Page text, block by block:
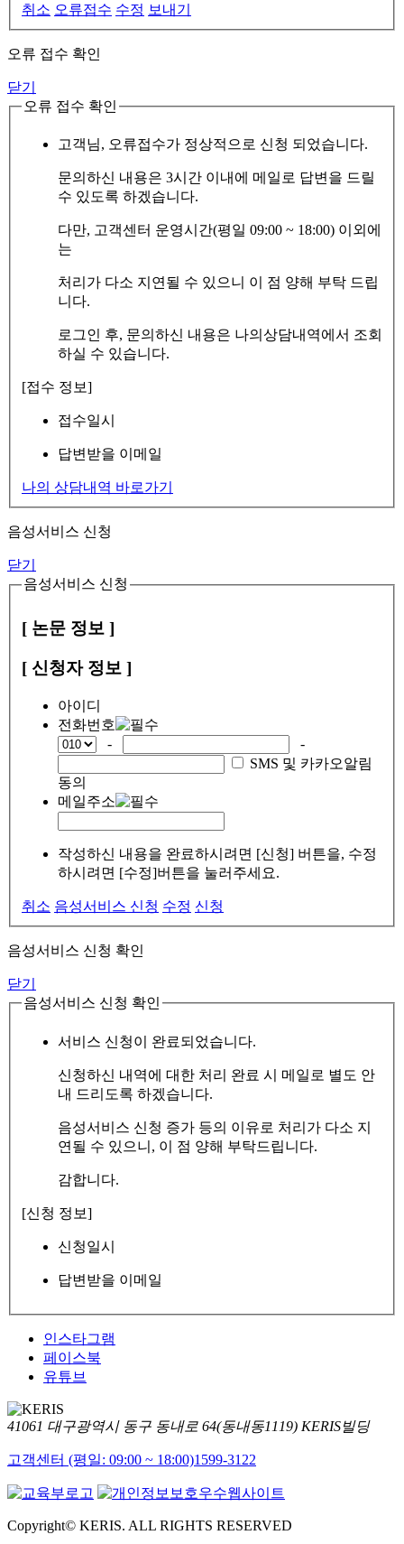
취소 오류접수 수정 보내기
오류 접수 확인
닫기
오류 접수 확인
고객님, 오류접수가 정상적으로 신청 되었습니다.
문의하신 내용은 3시간 이내에 메일로 답변을 드릴
수 있도록 하겠습니다.
다만, 고객센터 운영시간(평일 09:00 ~ 18:00) 이외에
는
처리가 다소 지연될 수 있으니 이 점 양해 부탁 드립
니다.
로그인 후, 문의하신 내용은 나의상담내역에서 조회
하실 수 있습니다.
[접수 정보]
접수일시
답변받을 이메일
나의 상담내역 바로가기
음성서비스 신청
닫기
음성서비스 신청
[ 논문 정보 ]
[ 신청자 정보 ]
아이디
전화번호
-
-
SMS 및 카카오알림
동의
메일주소
작성하신 내용을 완료하시려면 [신청] 버튼을, 수정
하시려면 [수정]버튼을 눌러주세요.
취소 음성서비스 신청 수정 신청
음성서비스 신청 확인
닫기
음성서비스 신청 확인
서비스 신청이 완료되었습니다.
신청하신 내역에 대한 처리 완료 시 메일로 별도 안
내 드리도록 하겠습니다.
음성서비스 신청 증가 등의 이유로 처리가 다소 지
연될 수 있으니, 이 점 양해 부탁드립니다.
감합니다.
[신청 정보]
신청일시
답변받을 이메일
인스타그램
페이스북
유튜브
41061 대구광역시 동구 동내로 64(동내동1119) KERIS빌딩
고객센터 (평일: 09:00 ~ 18:00)1599-3122
Copyright© KERIS. ALL RIGHTS RESERVED